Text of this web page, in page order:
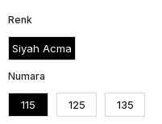
Renk
Siyah Acma
Numara
115 125 135